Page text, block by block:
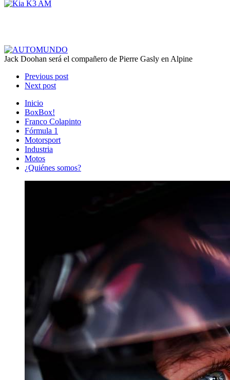
Jack Doohan será el compañero de Pierre Gasly en Alpine
Previous post
Next post
Inicio
BoxBox!
Franco Colapinto
Fórmula 1
Motorsport
Industria
Motos
¿Quiénes somos?